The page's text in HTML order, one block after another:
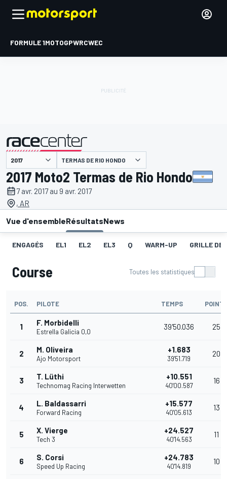
FORMULE 1MOTOGPWRCWEC
présenté par TERMAS DE RIO HONDO
2017 Moto2 Termas de Rio Hondo
7 avr. 2017 au 9 avr. 2017
, AR
Vue d'ensembleRésultatsNews
ENGAGÉS EL1 EL2 EL3 Q WARM-UP GRILLE DE
Course Toutes les statistiques
POS. PILOTE TEMPS
1 F. Morbidelli
Estrella Galicia 0,0
39'50.036 25
2 M. Oliveira
Ajo Motorsport
+1.683
39'51.719
20
3 T. Lüthi
Technomag Racing Interwetten
+10.551
40'00.587
16
4 L. Baldassarri
Forward Racing
+15.577
40'05.613
13
5 X. Vierge
Tech 3
+24.527
40'14.563
11
6 S. Corsi
Speed Up Racing
+24.783
40'14.819
10